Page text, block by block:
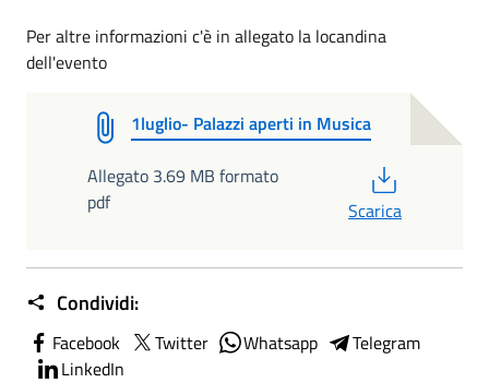
Per altre informazioni c'è in allegato la locandina
dell'evento
1luglio- Palazzi aperti in Musica
Allegato 3.69 MB formato
pdf
Scarica
Condividi:
Facebook Twitter Whatsapp
Telegram
LinkedIn